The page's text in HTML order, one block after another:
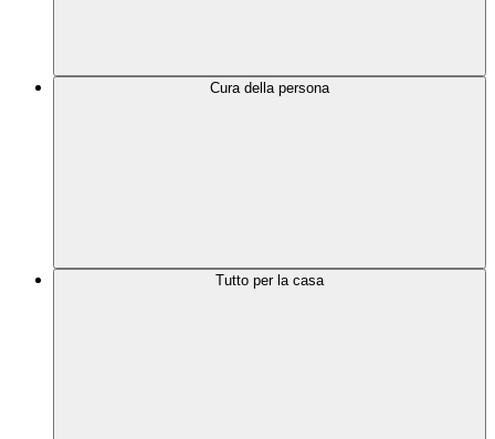
Cura della persona
Tutto per la casa